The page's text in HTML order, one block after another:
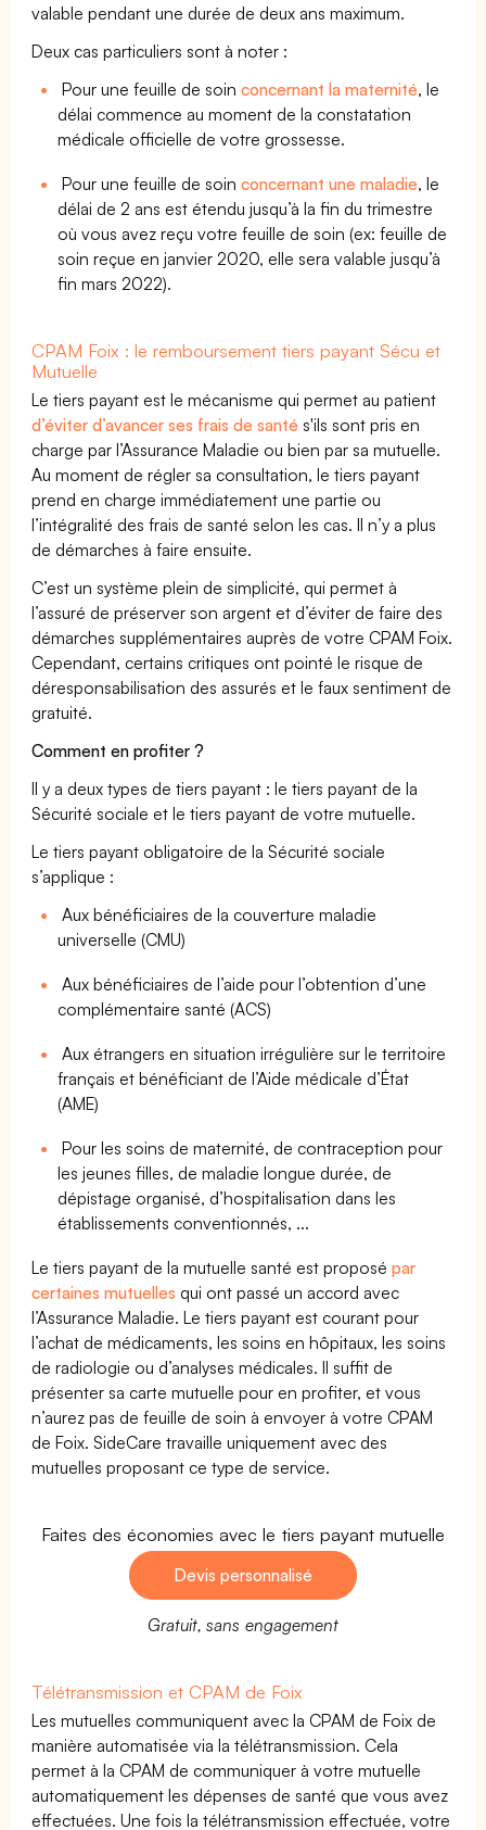
valable pendant une durée de deux ans maximum.
Deux cas particuliers sont à noter :
Pour une feuille de soinconcernant la maternité, le
délai commence au moment de la constatation
médicale officielle de votre grossesse.
Pour une feuille de soinconcernant une maladie, le
délai de 2 ans est étendu jusqu’à la fin du trimestre
où vous avez reçu votre feuille de soin (ex: feuille de
soin reçue en janvier 2020, elle sera valable jusqu’à
fin mars 2022).
CPAM Foix : le remboursement tiers payant Sécu et
Mutuelle
Le tiers payant est le mécanisme qui permet au patient
d’éviter d’avancer ses frais de santé s'ils sont pris en
charge par l’Assurance Maladie ou bien par sa mutuelle.
Au moment de régler sa consultation, le tiers payant
prend en charge immédiatement une partie ou
l’intégralité des frais de santé selon les cas. Il n’y a plus
de démarches à faire ensuite.
C’est un système plein de simplicité, qui permet à
l’assuré de préserver son argent et d’éviter de faire des
démarches supplémentaires auprès de votre CPAM Foix.
Cependant, certains critiques ont pointé le risque de
déresponsabilisation des assurés et le faux sentiment de
gratuité.
Comment en profiter ?
Il y a deux types de tiers payant : le tiers payant de la
Sécurité sociale et le tiers payant de votre mutuelle.
Le tiers payant obligatoire de la Sécurité sociale
s’applique :
Aux bénéficiaires de la couverture maladie
universelle (CMU)
Aux bénéficiaires de l’aide pour l’obtention d’une
complémentaire santé (ACS)
Aux étrangers en situation irrégulière sur le territoire
français et bénéficiant de l’Aide médicale d’État
(AME)
Pour les soins de maternité, de contraception pour
les jeunes filles, de maladie longue durée, de
dépistage organisé, d’hospitalisation dans les
établissements conventionnés, ...
Le tiers payant de la mutuelle santé est proposépar
certaines mutuelles qui ont passé un accord avec
l’Assurance Maladie. Le tiers payant est courant pour
l’achat de médicaments, les soins en hôpitaux, les soins
de radiologie ou d’analyses médicales. Il suffit de
présenter sa carte mutuelle pour en profiter, et vous
n’aurez pas de feuille de soin à envoyer à votre CPAM
de Foix. SideCare travaille uniquement avec des
mutuelles proposant ce type de service.
Faites des économies avec le tiers payant mutuelle
Devis personnalisé
Gratuit, sans engagement
Télétransmission et CPAM de Foix
Les mutuelles communiquent avec la CPAM de Foix de
manière automatisée via la télétransmission. Cela
permet à la CPAM de communiquer à votre mutuelle
automatiquement les dépenses de santé que vous avez
effectuées. Une fois la télétransmission effectuée, votre